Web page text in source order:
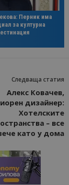
Перник има
за културна
Следваща статия
Алекс Ковачев,
дизайнер:
Хотелските
– все
като у дома